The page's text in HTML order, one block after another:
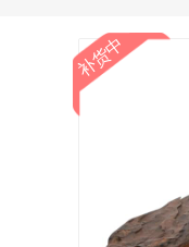
补货中